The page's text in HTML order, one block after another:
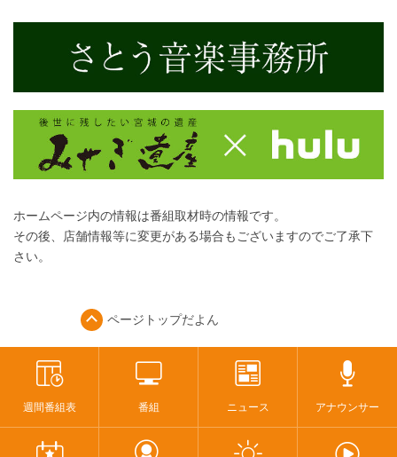
ホームページ内の情報は番組取材時の情報です。
その後、店舗情報等に変更がある場合もございますのでご了承下
さい。
ページトップだよん
週間番組表 番組 ニュース アナウンサー